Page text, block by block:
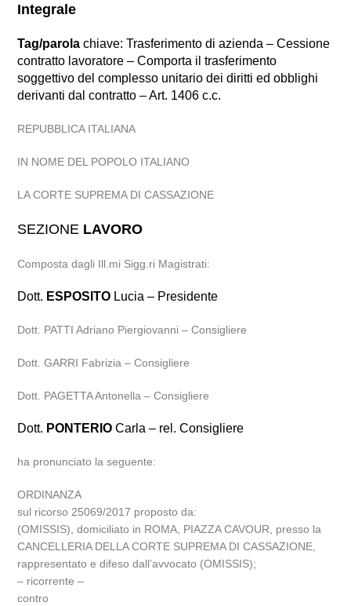
Integrale
Tag/parola chiave: Trasferimento di azienda – Cessione
contratto lavoratore – Comporta il trasferimento
soggettivo del complesso unitario dei diritti ed obblighi
derivanti dal contratto – Art. 1406 c.c.
REPUBBLICA ITALIANA
IN NOME DEL POPOLO ITALIANO
LA CORTE SUPREMA DI CASSAZIONE
SEZIONE LAVORO
Composta dagli Ill.mi Sigg.ri Magistrati:
Dott. ESPOSITO Lucia – Presidente
Dott. PATTI Adriano Piergiovanni – Consigliere
Dott. GARRI Fabrizia – Consigliere
Dott. PAGETTA Antonella – Consigliere
Dott. PONTERIO Carla – rel. Consigliere
ha pronunciato la seguente:
ORDINANZA
sul ricorso 25069/2017 proposto da:
(OMISSIS), domiciliato in ROMA, PIAZZA CAVOUR, presso la
CANCELLERIA DELLA CORTE SUPREMA DI CASSAZIONE,
rappresentato e difeso dall’avvocato (OMISSIS);
– ricorrente –
contro